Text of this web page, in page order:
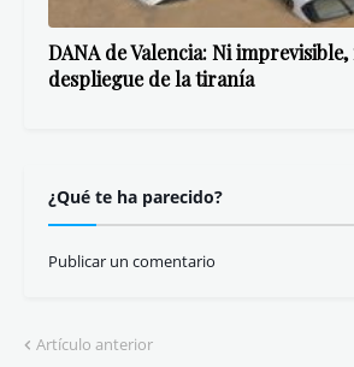
DANA de Valencia: Ni
despliegue de la tiranía
¿Qué te ha parecido?
Publicar un comentario
Artículo anterior